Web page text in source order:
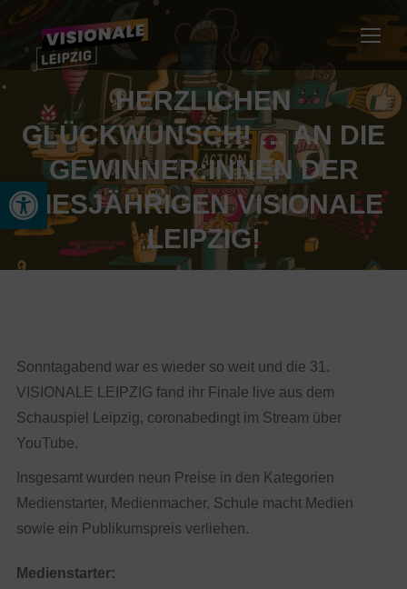
Werkzeugleiste öffnen
HERZLICHEN
GLÜCKWUNSCH! … AN DIE
GEWINNER:INNEN DER
DIESJÄHRIGEN VISIONALE
LEIPZIG!
Sonntagabend war es wieder so weit und die 31.
VISIONALE LEIPZIG fand ihr Finale live aus dem
Schauspiel Leipzig, coronabedingt im Stream über
YouTube.
Insgesamt wurden neun Preise in den Kategorien
Medienstarter, Medienmacher, Schule macht Medien
sowie ein Publikumspreis verliehen.
Medienstarter: